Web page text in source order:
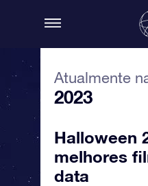
Atualmente
2023
Halloween
melhores
data